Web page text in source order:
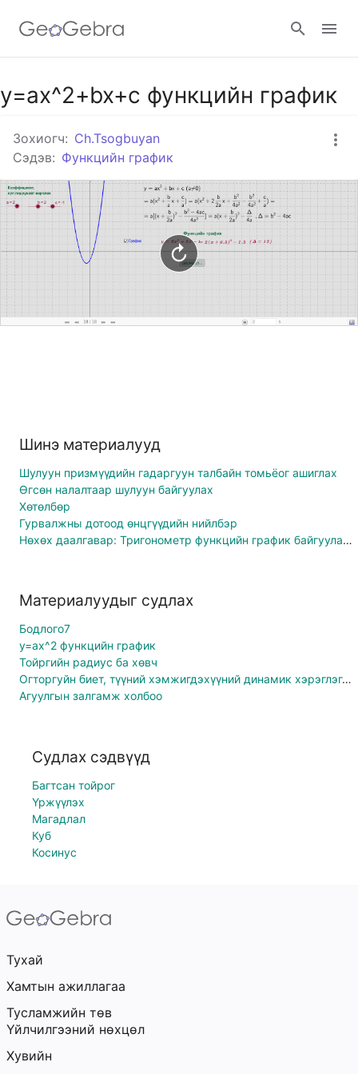
Гүүгэл анги
ГеоГебра анги
Нэвтрэх
y=ax^2+bx+c функцийн график
Зохиогч: Ch.Tsogbuyan
Сэдэв: Функцийн график
Шинэ материалууд
Шулуун призмүүдийн гадаргуун талбайн томьёог ашиглах
Өгсөн налалтаар шулуун байгуулах
Хөтөлбөр
Гурвалжны дотоод өнцгүүдийн нийлбэр
Нөхөх даалгавар: Тригонометр функцийн график байгуулах дасгал
Материалуудыг судлах
Бодлого7
y=ax^2 функцийн график
Тойргийн радиус ба хөвч
Огторгуйн биет, түүний хэмжигдэхүүний динамик хэрэглэгдэхүүн бэлтгэх асуудалд
Агуулгын залгамж холбоо
Судлах сэдвүүд
Багтсан тойрог
Үржүүлэх
Магадлал
Куб
Косинус
Тухай
Хамтын ажиллагаа
Тусламжийн төв
Үйлчилгээний нөхцөл
Хувийн